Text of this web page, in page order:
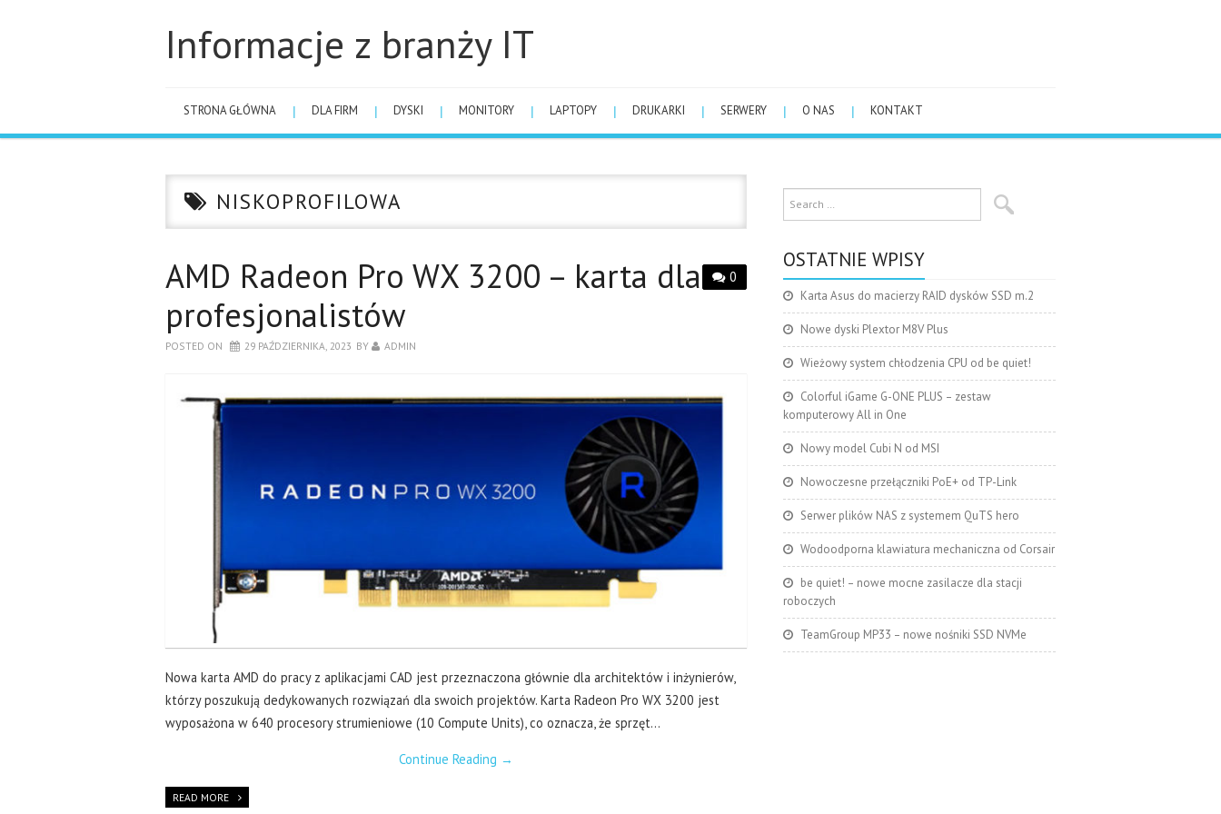
Informacje z branży IT
STRONA GŁÓWNA DLA FIRM DYSKI MONITORY LAPTOPY DRUKARKI SERWERY O NAS KONTAKT
NISKOPROFILOWA
0
AMD Radeon Pro WX 3200 – karta dla
profesjonalistów
POSTED ON 29 PAŹDZIERNIKA, 2023 BY ADMIN
Nowa karta AMD do pracy z aplikacjami CAD jest przeznaczona głównie dla architektów i inżynierów,
którzy poszukują dedykowanych rozwiązań dla swoich projektów. Karta Radeon Pro WX 3200 jest
wyposażona w 640 procesory strumieniowe (10 Compute Units), co oznacza, że sprzęt…
Continue Reading →
READ MORE
OSTATNIE WPISY
Karta Asus do macierzy RAID dysków SSD m.2
Nowe dyski Plextor M8V Plus
Wieżowy system chłodzenia CPU od be quiet!
Colorful iGame G-ONE PLUS – zestaw
komputerowy All in One
Nowy model Cubi N od MSI
Nowoczesne przełączniki PoE+ od TP-Link
Serwer plików NAS z systemem QuTS hero
Wodoodporna klawiatura mechaniczna od Corsair
be quiet! – nowe mocne zasilacze dla stacji
roboczych
TeamGroup MP33 – nowe nośniki SSD NVMe